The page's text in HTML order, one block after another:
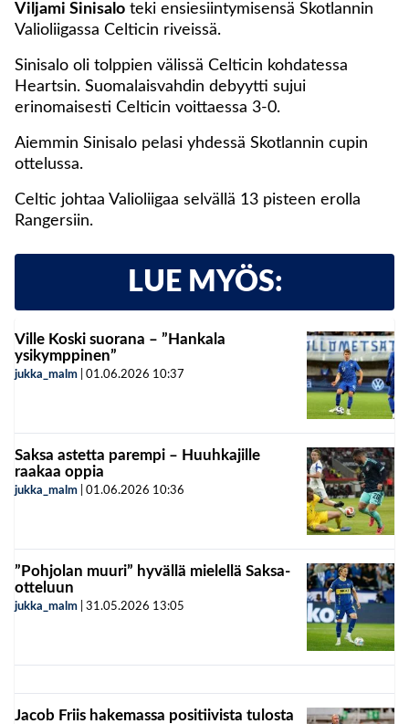
Viljami Sinisalo teki ensiesiintymisensä Skotlannin
Valioliigassa Celticin riveissä.
Sinisalo oli tolppien välissä Celticin kohdatessa
Heartsin. Suomalaisvahdin debyytti sujui
erinomaisesti Celticin voittaessa 3-0.
Aiemmin Sinisalo pelasi yhdessä Skotlannin cupin
ottelussa.
Celtic johtaa Valioliigaa selvällä 13 pisteen erolla
Rangersiin.
LUE MYÖS:
Ville Koski suorana – ”Hankala
ysikymppinen”
jukka_malm 01.06.2026 10:37
Saksa astetta parempi – Huuhkajille
raakaa oppia
jukka_malm 01.06.2026 10:36
”Pohjolan muuri” hyvällä mielellä Saksa-
otteluun
jukka_malm 31.05.2026 13:05
Jacob Friis hakemassa positiivista tulosta